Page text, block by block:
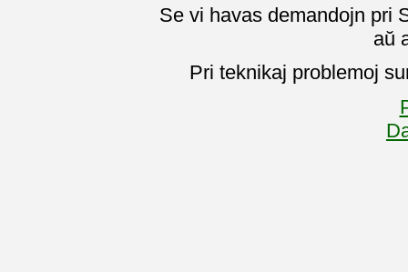
Se vi havas demandojn pri
aŭ
Pri teknikaj problemoj